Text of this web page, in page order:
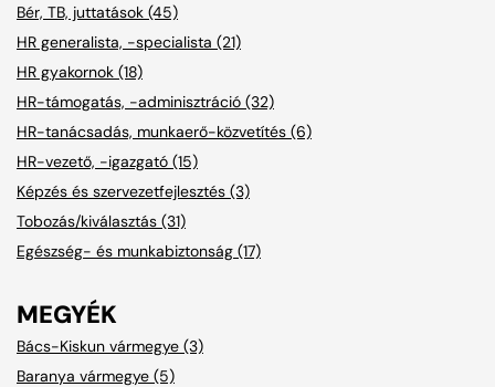
Bér, TB, juttatások (45)
HR generalista, -specialista (21)
HR gyakornok (18)
HR-támogatás, -adminisztráció (32)
HR-tanácsadás, munkaerő-közvetítés (6)
HR-vezető, -igazgató (15)
Képzés és szervezetfejlesztés (3)
Tobozás/kiválasztás (31)
Egészség- és munkabiztonság (17)
MEGYÉK
Bács-Kiskun vármegye (3)
Baranya vármegye (5)